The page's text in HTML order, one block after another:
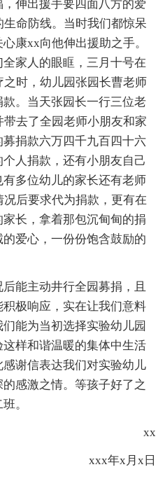
伸出援手要四面八方的爱
命防线。当时我们都惊呆
康xx向他伸出援助之手。
家人的眼眶，三月十号在
时，幼儿园张园长曹老师
。当天张园长一行三位老
去了全园老师小朋友和家
捐款六万四千九百四十六
人捐款，还有小朋友自己
多位幼儿的家长还有老师
后要求代为捐款，更有在
长，拿着那包沉甸甸的捐
爱心，一份份饱含鼓励的
能主动井行全园募捐，且
极响应，实在让我们意料
能为当初选择实验幼儿园
样和谐温暖的集体中生活
谢信表达我们对实验幼儿
感激之情。等孩子好了之
。
xx
xxx年x月x日